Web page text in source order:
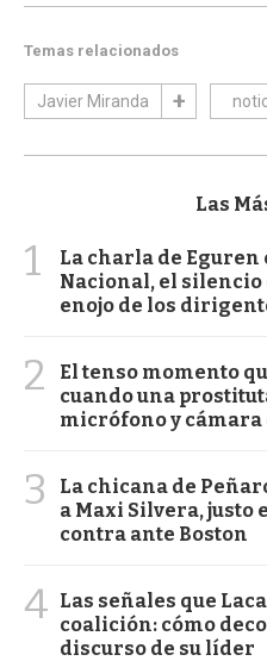
Temas relacionados
Javier Miranda
Las
1
La charla de Eguren
Nacional, el silencio
enojo de los
2
El tenso momento
cuando una
micrófono y cámara
3
La chicana de
a Maxi Silvera, justo
contra ante Boston
4 Las señales que
coalición: cómo
discurso de su líder